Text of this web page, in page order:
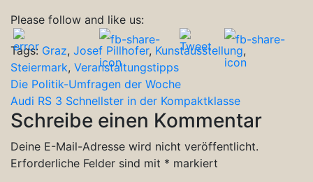
Please follow and like us:
Tags: Graz, Josef Pillhofer, Kunstausstellung,
Steiermark, Veranstaltungstipps
Beitragsnavigation
Die Politik-Umfragen der Woche
Audi RS 3 Schnellster in der Kompaktklasse
Schreibe einen Kommentar
Deine E-Mail-Adresse wird nicht veröffentlicht.
Erforderliche Felder sind mit * markiert